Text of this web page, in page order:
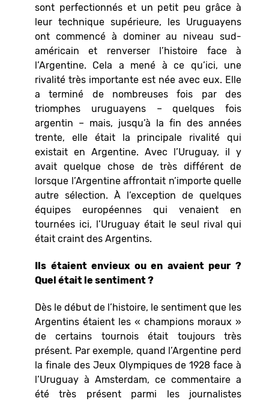
sont perfectionnés et un petit peu grâce à
leur technique supérieure, les Uruguayens
ont commencé à dominer au niveau sud-
américain et renverser l’histoire face à
l’Argentine. Cela a mené à ce qu’ici, une
rivalité très importante est née avec eux. Elle
a terminé de nombreuses fois par des
triomphes uruguayens – quelques fois
argentin – mais, jusqu’à la fin des années
trente, elle était la principale rivalité qui
existait en Argentine. Avec l’Uruguay, il y
avait quelque chose de très différent de
lorsque l’Argentine affrontait n’importe quelle
autre sélection. À l’exception de quelques
équipes européennes qui venaient en
tournées ici, l’Uruguay était le seul rival qui
était craint des Argentins.
Ils étaient envieux ou en avaient peur ?
Quel était le sentiment ?
Dès le début de l’histoire, le sentiment que les
Argentins étaient les « champions moraux »
de certains tournois était toujours très
présent. Par exemple, quand l’Argentine perd
la finale des Jeux Olympiques de 1928 face à
l’Uruguay à Amsterdam, ce commentaire a
été très présent parmi les journalistes